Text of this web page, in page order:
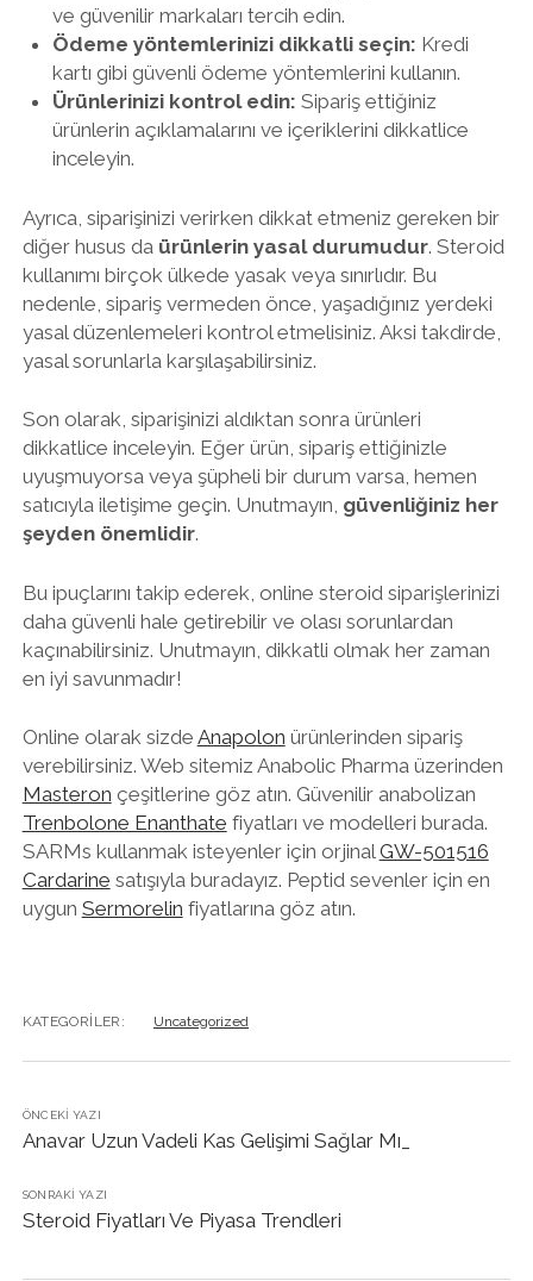
ve güvenilir markaları tercih edin.
Ödeme yöntemlerinizi dikkatli seçin: Kredi
kartı gibi güvenli ödeme yöntemlerini kullanın.
Ürünlerinizi kontrol edin: Sipariş ettiğiniz
ürünlerin açıklamalarını ve içeriklerini dikkatlice
inceleyin.
Ayrıca, siparişinizi verirken dikkat etmeniz gereken bir
diğer husus da ürünlerin yasal durumudur. Steroid
kullanımı birçok ülkede yasak veya sınırlıdır. Bu
nedenle, sipariş vermeden önce, yaşadığınız yerdeki
yasal düzenlemeleri kontrol etmelisiniz. Aksi takdirde,
yasal sorunlarla karşılaşabilirsiniz.
Son olarak, siparişinizi aldıktan sonra ürünleri
dikkatlice inceleyin. Eğer ürün, sipariş ettiğinizle
uyuşmuyorsa veya şüpheli bir durum varsa, hemen
satıcıyla iletişime geçin. Unutmayın, güvenliğiniz her
şeyden önemlidir.
Bu ipuçlarını takip ederek, online steroid siparişlerinizi
daha güvenli hale getirebilir ve olası sorunlardan
kaçınabilirsiniz. Unutmayın, dikkatli olmak her zaman
en iyi savunmadır!
Online olarak sizde Anapolon ürünlerinden sipariş
verebilirsiniz. Web sitemiz Anabolic Pharma üzerinden
Masteron çeşitlerine göz atın. Güvenilir anabolizan
Trenbolone Enanthate fiyatları ve modelleri burada.
SARMs kullanmak isteyenler için orjinalGW-501516
Cardarine satışıyla buradayız. Peptid sevenler için en
uygun Sermorelin fiyatlarına göz atın.
KATEGORILER: Uncategorized
ÖNCEKI YAZI
Anavar Uzun Vadeli Kas Gelişimi Sağlar Mı_
SONRAKI YAZI
Steroid Fiyatları Ve Piyasa Trendleri